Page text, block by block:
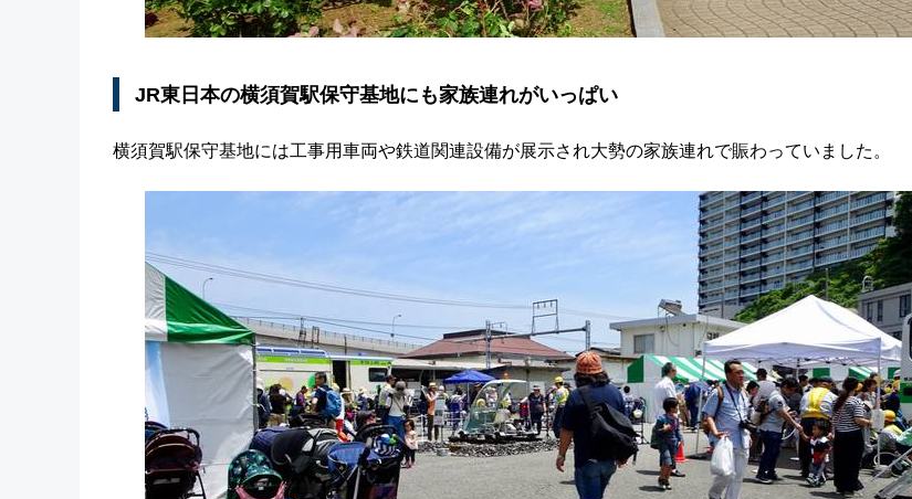
JR東日本の横須賀駅保守基地にも家族連れがいっぱい
横須賀駅保守基地には工事用車両や鉄道関連設備が展示され大勢の家族連れで賑わっていました。